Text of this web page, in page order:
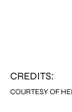
CREDITS:
COURTESY OF